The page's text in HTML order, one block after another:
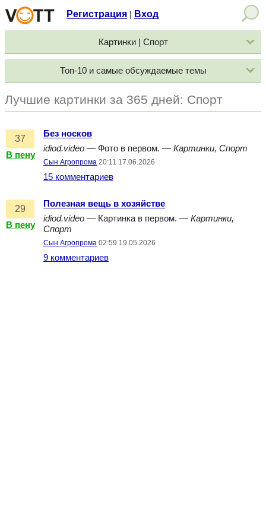
Регистрация Вход
Картинки | Спорт
Топ-10 и самые обсуждаемые темы
Лучшие картинки за 365 дней: Спорт
37
В пену
Без носков
idiod.video — Фото в первом. — Картинки, Спорт
Сын Агропрома 20:11 17.06.2026
15 комментариев
29
В пену
Полезная вещь в хозяйстве
idiod.video — Картинка в первом. — Картинки,
Спорт
Сын Агропрома 02:59 19.05.2026
9 комментариев